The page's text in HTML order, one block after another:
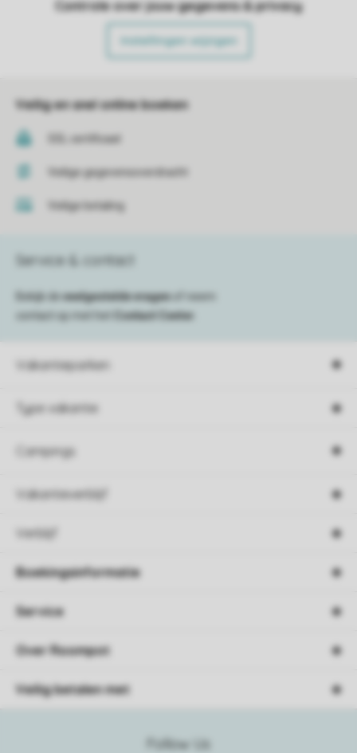
Controle over jouw gegevens & privacy
Instellingen wijzigen
Veilig en snel online boeken
SSL certificaat
Veilige gegevensoverdracht
Veilige betaling
Vakantieparken
Type vakantie
Campings
Vakantieverblijf
Verblijf
Service & contact
Bekijk de veelgestelde vragen
of neem
contact op met het
Contact Center
Follow Us
Boekingsinformatie
Service
Over Roompot
Veilig betalen met